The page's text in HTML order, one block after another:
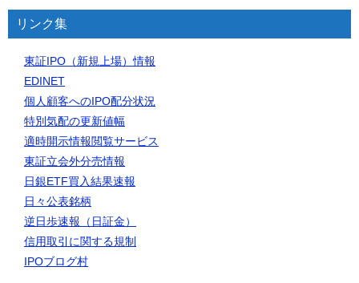
リンク集
東証IPO（新規上場）情報
EDINET
個人顧客へのIPO配分状況
特別気配の更新値幅
適時開示情報閲覧サービス
東証立会外分売情報
日銀ETF買入結果速報
日々公表銘柄
逆日歩速報（日証金）
信用取引に関する規制
IPOブログ村